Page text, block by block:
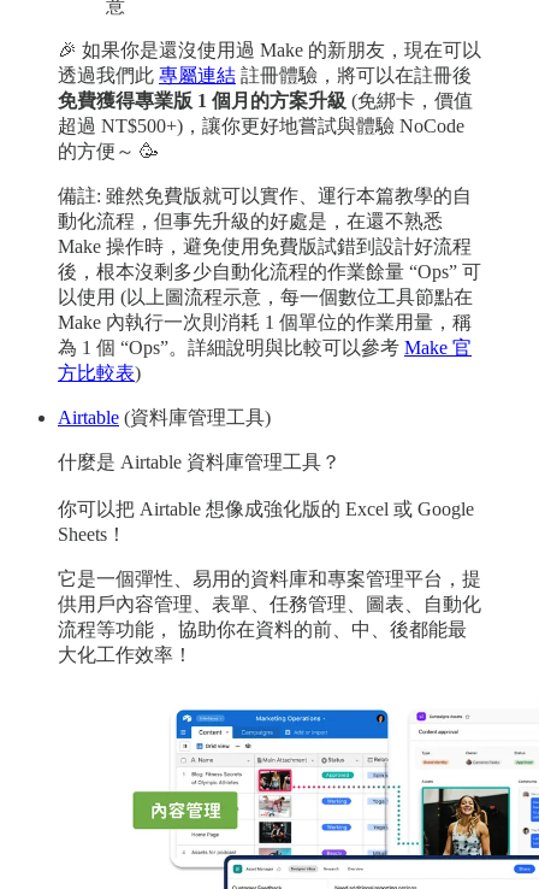
意
🎉 如果你是還沒使用過 Make 的新朋友，現在可以
透過我們此 專屬連結 註冊體驗，將可以在註冊後
免費獲得專業版 1 個月的方案升級 (免綁卡，價值
超過 NT$500+)，讓你更好地嘗試與體驗 NoCode
的方便～ 🥳
備註: 雖然免費版就可以實作、運行本篇教學的自
動化流程，但事先升級的好處是，在還不熟悉
Make 操作時，避免使用免費版試錯到設計好流程
後，根本沒剩多少自動化流程的作業餘量 “Ops” 可
以使用 (以上圖流程示意，每一個數位工具節點在
Make 內執行一次則消耗 1 個單位的作業用量，稱
為 1 個 “Ops”。詳細說明與比較可以參考 Make 官
方比較表)
Airtable (資料庫管理工具)
什麼是 Airtable 資料庫管理工具？
你可以把 Airtable 想像成強化版的 Excel 或 Google
Sheets！
它是一個彈性、易用的資料庫和專案管理平台，提
供用戶內容管理、表單、任務管理、圖表、自動化
流程等功能， 協助你在資料的前、中、後都能最
大化工作效率！